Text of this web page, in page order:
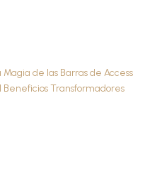
de las Barras de Access
Beneficios Transformadores